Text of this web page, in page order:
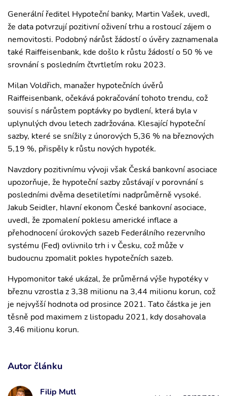
Generální ředitel Hypoteční banky, Martin Vašek, uvedl,
že data potvrzují pozitivní oživení trhu a rostoucí zájem o
nemovitosti. Podobný nárůst žádostí o úvěry zaznamenala
také Raiffeisenbank, kde došlo k růstu žádostí o 50 % ve
srovnání s posledním čtvrtletím roku 2023.
Milan Voldřich, manažer hypotečních úvěrů
Raiffeisenbank, očekává pokračování tohoto trendu, což
souvisí s nárůstem poptávky po bydlení, která byla v
uplynulých dvou letech zadržována. Klesající hypoteční
sazby, které se snížily z únorových 5,36 % na březnových
5,19 %, přispěly k růstu nových hypoték.
Navzdory pozitivnímu vývoji však Česká bankovní asociace
upozorňuje, že hypoteční sazby zůstávají v porovnání s
posledními dvěma desetiletími nadprůměrně vysoké.
Jakub Seidler, hlavní ekonom České bankovní asociace,
uvedl, že zpomalení poklesu americké inflace a
přehodnocení úrokových sazeb Federálního rezervního
systému (Fed) ovlivnilo trh i v Česku, což může v
budoucnu zpomalit pokles hypotečních sazeb.
Hypomonitor také ukázal, že průměrná výše hypotéky v
březnu vzrostla z 3,38 milionu na 3,44 milionu korun, což
je nejvyšší hodnota od prosince 2021. Tato částka je jen
těsně pod maximem z listopadu 2021, kdy dosahovala
3,46 milionu korun.
Autor článku
Filip Mutl